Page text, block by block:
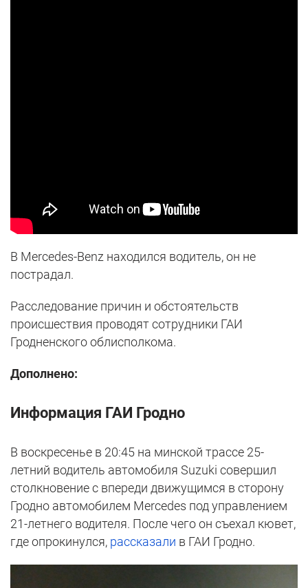
В Mercedes-Benz находился водитель, он не
пострадал.
Расследование причин и обстоятельств
происшествия проводят сотрудники ГАИ
Гродненского облисполкома.
Дополнено:
Информация ГАИ Гродно
В воскресенье в 20:45 на минской трассе 25-
летний водитель автомобиля Suzuki совершил
столкновение с впереди движущимся в сторону
Гродно автомобилем Mercedes под управлением
21-летнего водителя. После чего он съехал кювет,
где опрокинулся, рассказали в ГАИ Гродно.